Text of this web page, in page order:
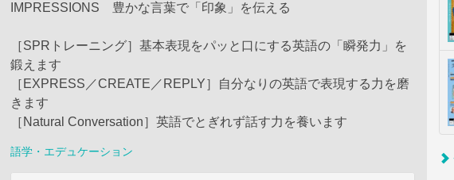
IMPRESSIONS 豊かな言葉で「印象」を伝える
［SPRトレーニング］基本表現をパッと口にする英語の「瞬発力」を
鍛えます
［EXPRESS／CREATE／REPLY］自分なりの英語で表現する力を磨
きます
［Natural Conversation］英語でとぎれず話す力を養います
語学・エデュケーション